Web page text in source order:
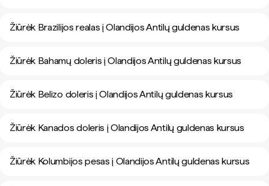
Žiūrėk Brazilijos realas į Olandijos Antilų guldenas kursus
Žiūrėk Bahamų doleris į Olandijos Antilų guldenas kursus
Žiūrėk Belizo doleris į Olandijos Antilų guldenas kursus
Žiūrėk Kanados doleris į Olandijos Antilų guldenas kursus
Žiūrėk Kolumbijos pesas į Olandijos Antilų guldenas kursus